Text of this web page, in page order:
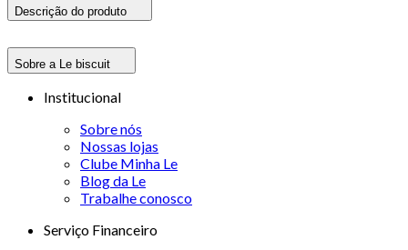
Descrição do produto
Sobre a Le biscuit
Institucional
Sobre nós
Nossas lojas
Clube Minha Le
Blog da Le
Trabalhe conosco
Serviço Financeiro